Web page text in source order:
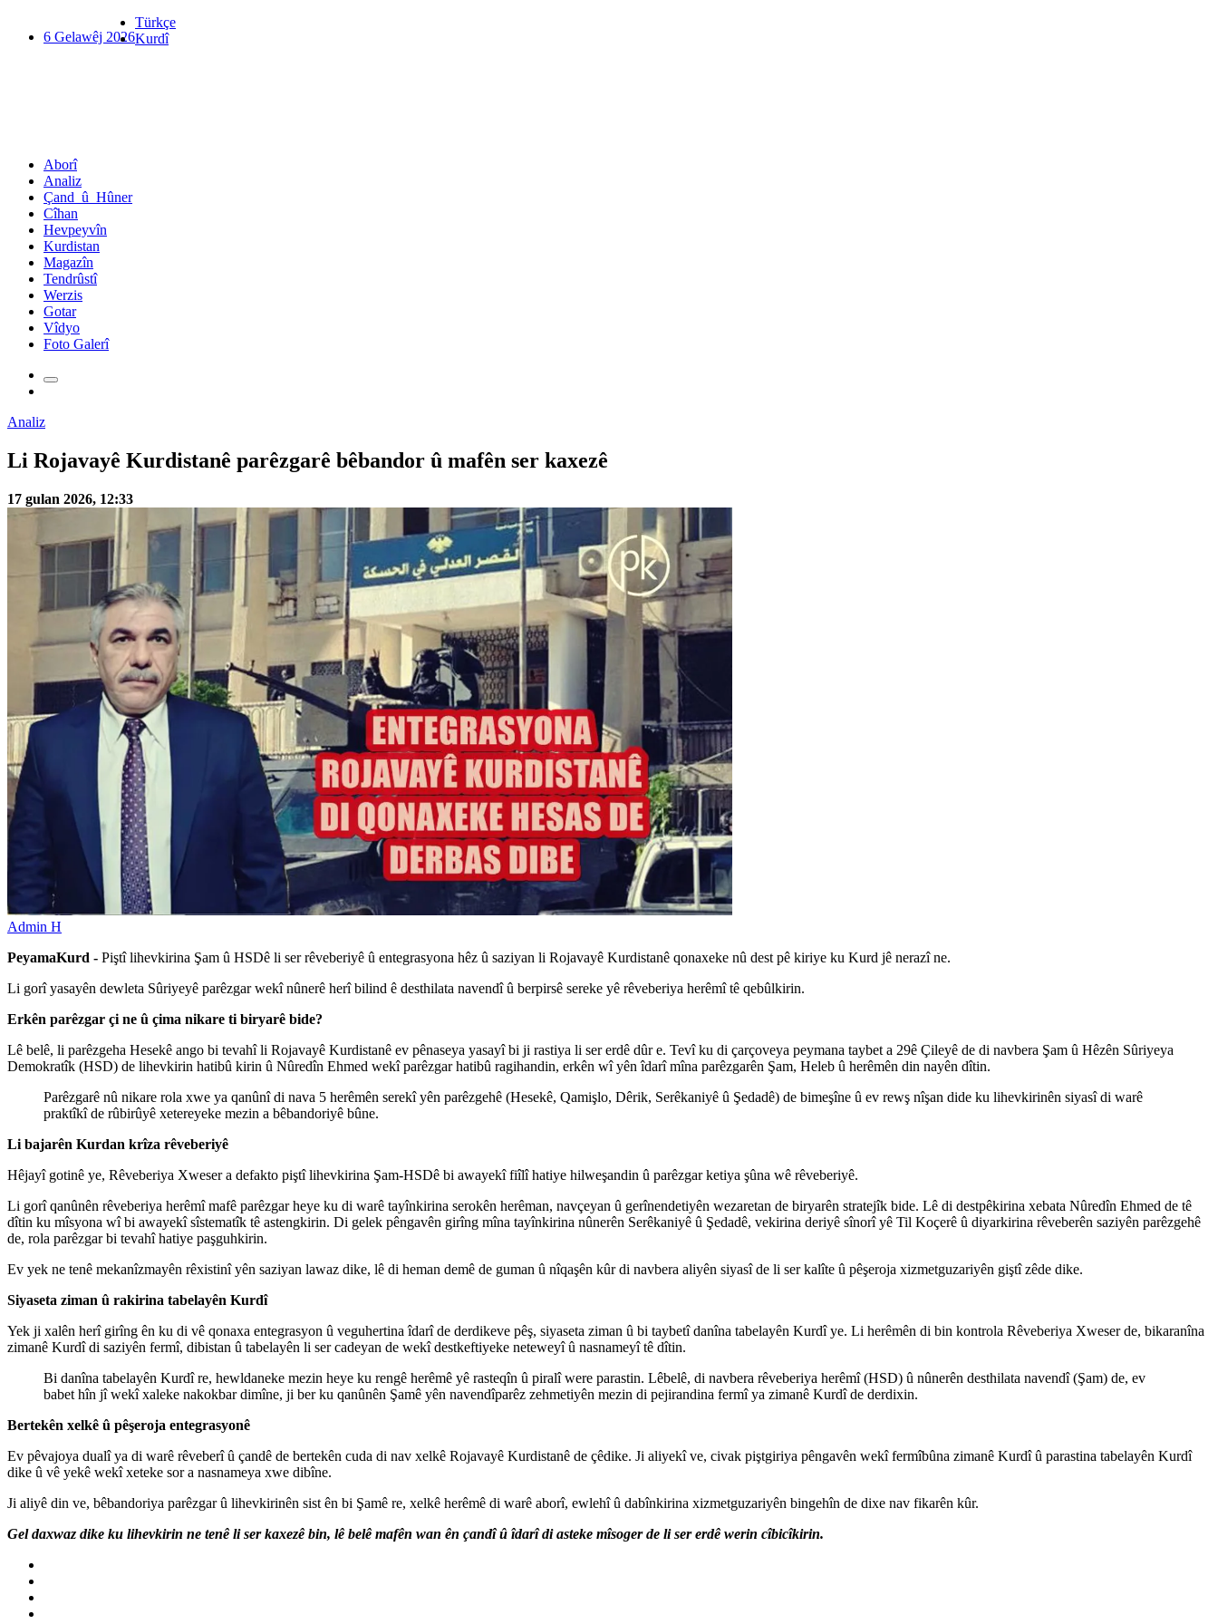
6 Gelawêj 2026
Türkçe
Kurdî
Aborî
Analiz
Çand_û_Hûner
Cîhan
Hevpeyvîn
Kurdistan
Magazîn
Tendrûstî
Werzis
Gotar
Vîdyo
Foto Galerî
Analiz
Li Rojavayê Kurdistanê parêzgarê bêbandor û mafên ser kaxezê
17 gulan 2026, 12:33
Admin H
PeyamaKurd - Piştî lihevkirina Şam û HSDê li ser rêveberiyê û entegrasyona hêz û saziyan li Rojavayê Kurdistanê qonaxeke nû dest pê kiriye ku Kurd jê nerazî ne.
Li gorî yasayên dewleta Sûriyeyê parêzgar wekî nûnerê herî bilind ê desthilata navendî û berpirsê sereke yê rêveberiya herêmî tê qebûlkirin.
Erkên parêzgar çi ne û çima nikare ti biryarê bide?
Lê belê, li parêzgeha Hesekê ango bi tevahî li Rojavayê Kurdistanê ev pênaseya yasayî bi ji rastiya li ser erdê dûr e. Tevî ku di çarçoveya peymana taybet a 29ê Çileyê de di navbera Şam û Hêzên Sûriyeya
Demokratîk (HSD) de lihevkirin hatibû kirin û Nûredîn Ehmed wekî parêzgar hatibû ragihandin, erkên wî yên îdarî mîna parêzgarên Şam, Heleb û herêmên din nayên dîtin.
Parêzgarê nû nikare rola xwe ya qanûnî di nava 5 herêmên serekî yên parêzgehê (Hesekê, Qamişlo, Dêrik, Serêkaniyê û Şedadê) de bimeşîne û ev rewş nîşan dide ku lihevkirinên siyasî di warê
praktîkî de rûbirûyê xetereyeke mezin a bêbandoriyê bûne.
Li bajarên Kurdan krîza rêveberiyê
Hêjayî gotinê ye, Rêveberiya Xweser a defakto piştî lihevkirina Şam-HSDê bi awayekî fiîlî hatiye hilweşandin û parêzgar ketiya şûna wê rêveberiyê.
Li gorî qanûnên rêveberiya herêmî mafê parêzgar heye ku di warê tayînkirina serokên herêman, navçeyan û gerînendetiyên wezaretan de biryarên stratejîk bide. Lê di destpêkirina xebata Nûredîn Ehmed de tê
dîtin ku mîsyona wî bi awayekî sîstematîk tê astengkirin. Di gelek pêngavên girîng mîna tayînkirina nûnerên Serêkaniyê û Şedadê, vekirina deriyê sînorî yê Til Koçerê û diyarkirina rêveberên saziyên parêzgehê
de, rola parêzgar bi tevahî hatiye paşguhkirin.
Ev yek ne tenê mekanîzmayên rêxistinî yên saziyan lawaz dike, lê di heman demê de guman û nîqaşên kûr di navbera aliyên siyasî de li ser kalîte û pêşeroja xizmetguzariyên giştî zêde dike.
Siyaseta ziman û rakirina tabelayên Kurdî
Yek ji xalên herî girîng ên ku di vê qonaxa entegrasyon û veguhertina îdarî de derdikeve pêş, siyaseta ziman û bi taybetî danîna tabelayên Kurdî ye. Li herêmên di bin kontrola Rêveberiya Xweser de, bikaranîna
zimanê Kurdî di saziyên fermî, dibistan û tabelayên li ser cadeyan de wekî destkeftiyeke neteweyî û nasnameyî tê dîtin.
Bi danîna tabelayên Kurdî re, hewldaneke mezin heye ku rengê herêmê yê rasteqîn û piralî were parastin. Lêbelê, di navbera rêveberiya herêmî (HSD) û nûnerên desthilata navendî (Şam) de, ev
babet hîn jî wekî xaleke nakokbar dimîne, ji ber ku qanûnên Şamê yên navendîparêz zehmetiyên mezin di pejirandina fermî ya zimanê Kurdî de derdixin.
Bertekên xelkê û pêşeroja entegrasyonê
Ev pêvajoya dualî ya di warê rêveberî û çandê de bertekên cuda di nav xelkê Rojavayê Kurdistanê de çêdike. Ji aliyekî ve, civak piştgiriya pêngavên wekî fermîbûna zimanê Kurdî û parastina tabelayên Kurdî
dike û vê yekê wekî xeteke sor a nasnameya xwe dibîne.
Ji aliyê din ve, bêbandoriya parêzgar û lihevkirinên sist ên bi Şamê re, xelkê herêmê di warê aborî, ewlehî û dabînkirina xizmetguzariyên bingehîn de dixe nav fikarên kûr.
Gel daxwaz dike ku lihevkirin ne tenê li ser kaxezê bin, lê belê mafên wan ên çandî û îdarî di asteke mîsoger de li ser erdê werin cîbicîkirin.